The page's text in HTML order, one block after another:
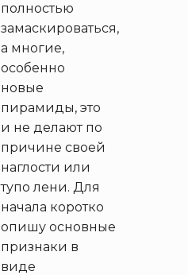
полностью
замаскироваться,
а многие,
особенно
новые
пирамиды, это
и не делают по
причине своей
наглости или
тупо лени. Для
начала коротко
опишу основные
признаки в
виде